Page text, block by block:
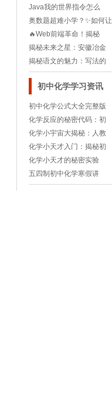
频制作秘籍，让
Java我的世界指令怎么
用？新手必看！🎮
奥数题超难小学？✨如何让
孩子轻松应对奥数
🔥Web前端革命！揭秘
2025官网设计新
揭秘未来之星：安徽冶金
科技职业学院的创新
揭秘语文的魅力：写法的
韵律与灵魂深处的对
初中化学学习资讯
初中化学公式大全完整版
🧐哪些是考试必备的？快
收藏！🔥
化学反应的秘密代码：初
中化学方程式&化学式全解
析🎨📚!
化学小宇宙大揭秘：人教
版初中化学知识点速览指
南✨!
化学小天才入门：揭秘初
一化学的奇妙世界!
化学小天才的秘密实验
室：初中化学探索记🔬!
五四制初中化学寒假讲
义？📚如何高效利用假期